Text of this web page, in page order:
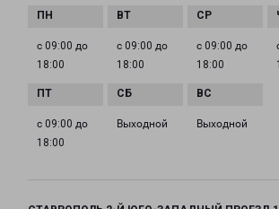
с 09:00 до
18:00
с 09:00 до
18:00
с 09:00 до
18:00
с 09:00 до
18:00
Выходной Выходной